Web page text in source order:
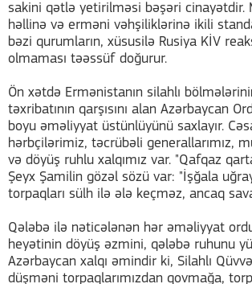
sakini qətlə yetirilməsi bəşəri cinayətdir.
həllinə və erməni vəhşiliklərinə ikili
bəzi qurumların, xüsusilə Rusiya KİV
olmaması təəssüf doğurur.
Ön xətdə Ermənistanın silahlı
təxribatının qarşısını alan Azərbaycan
boyu əməliyyat üstünlüyünü saxlayır.
hərbçilərimiz, təcrübəli generallarımız,
və döyüş ruhlu xalqımız var. "Qafqaz
Şeyx Şamilin gözəl sözü var: "İşğala
torpaqları sülh ilə ələ keçməz, ancaq
Qələbə ilə nəticələnən hər əməliyyat
heyətinin döyüş əzmini, qələbə ruhunu
Azərbaycan xalqı əmindir ki, Silahlı
düşməni torpaqlarımızdan qovmağa,